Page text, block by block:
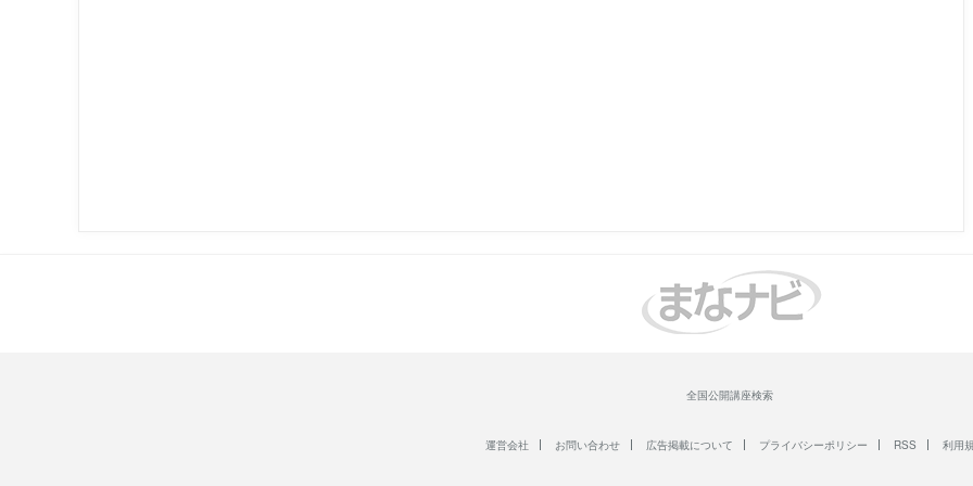
全国公開講座検索
運営会社 お問い合わせ 広告掲載について プライバシーポリシー RSS 利用